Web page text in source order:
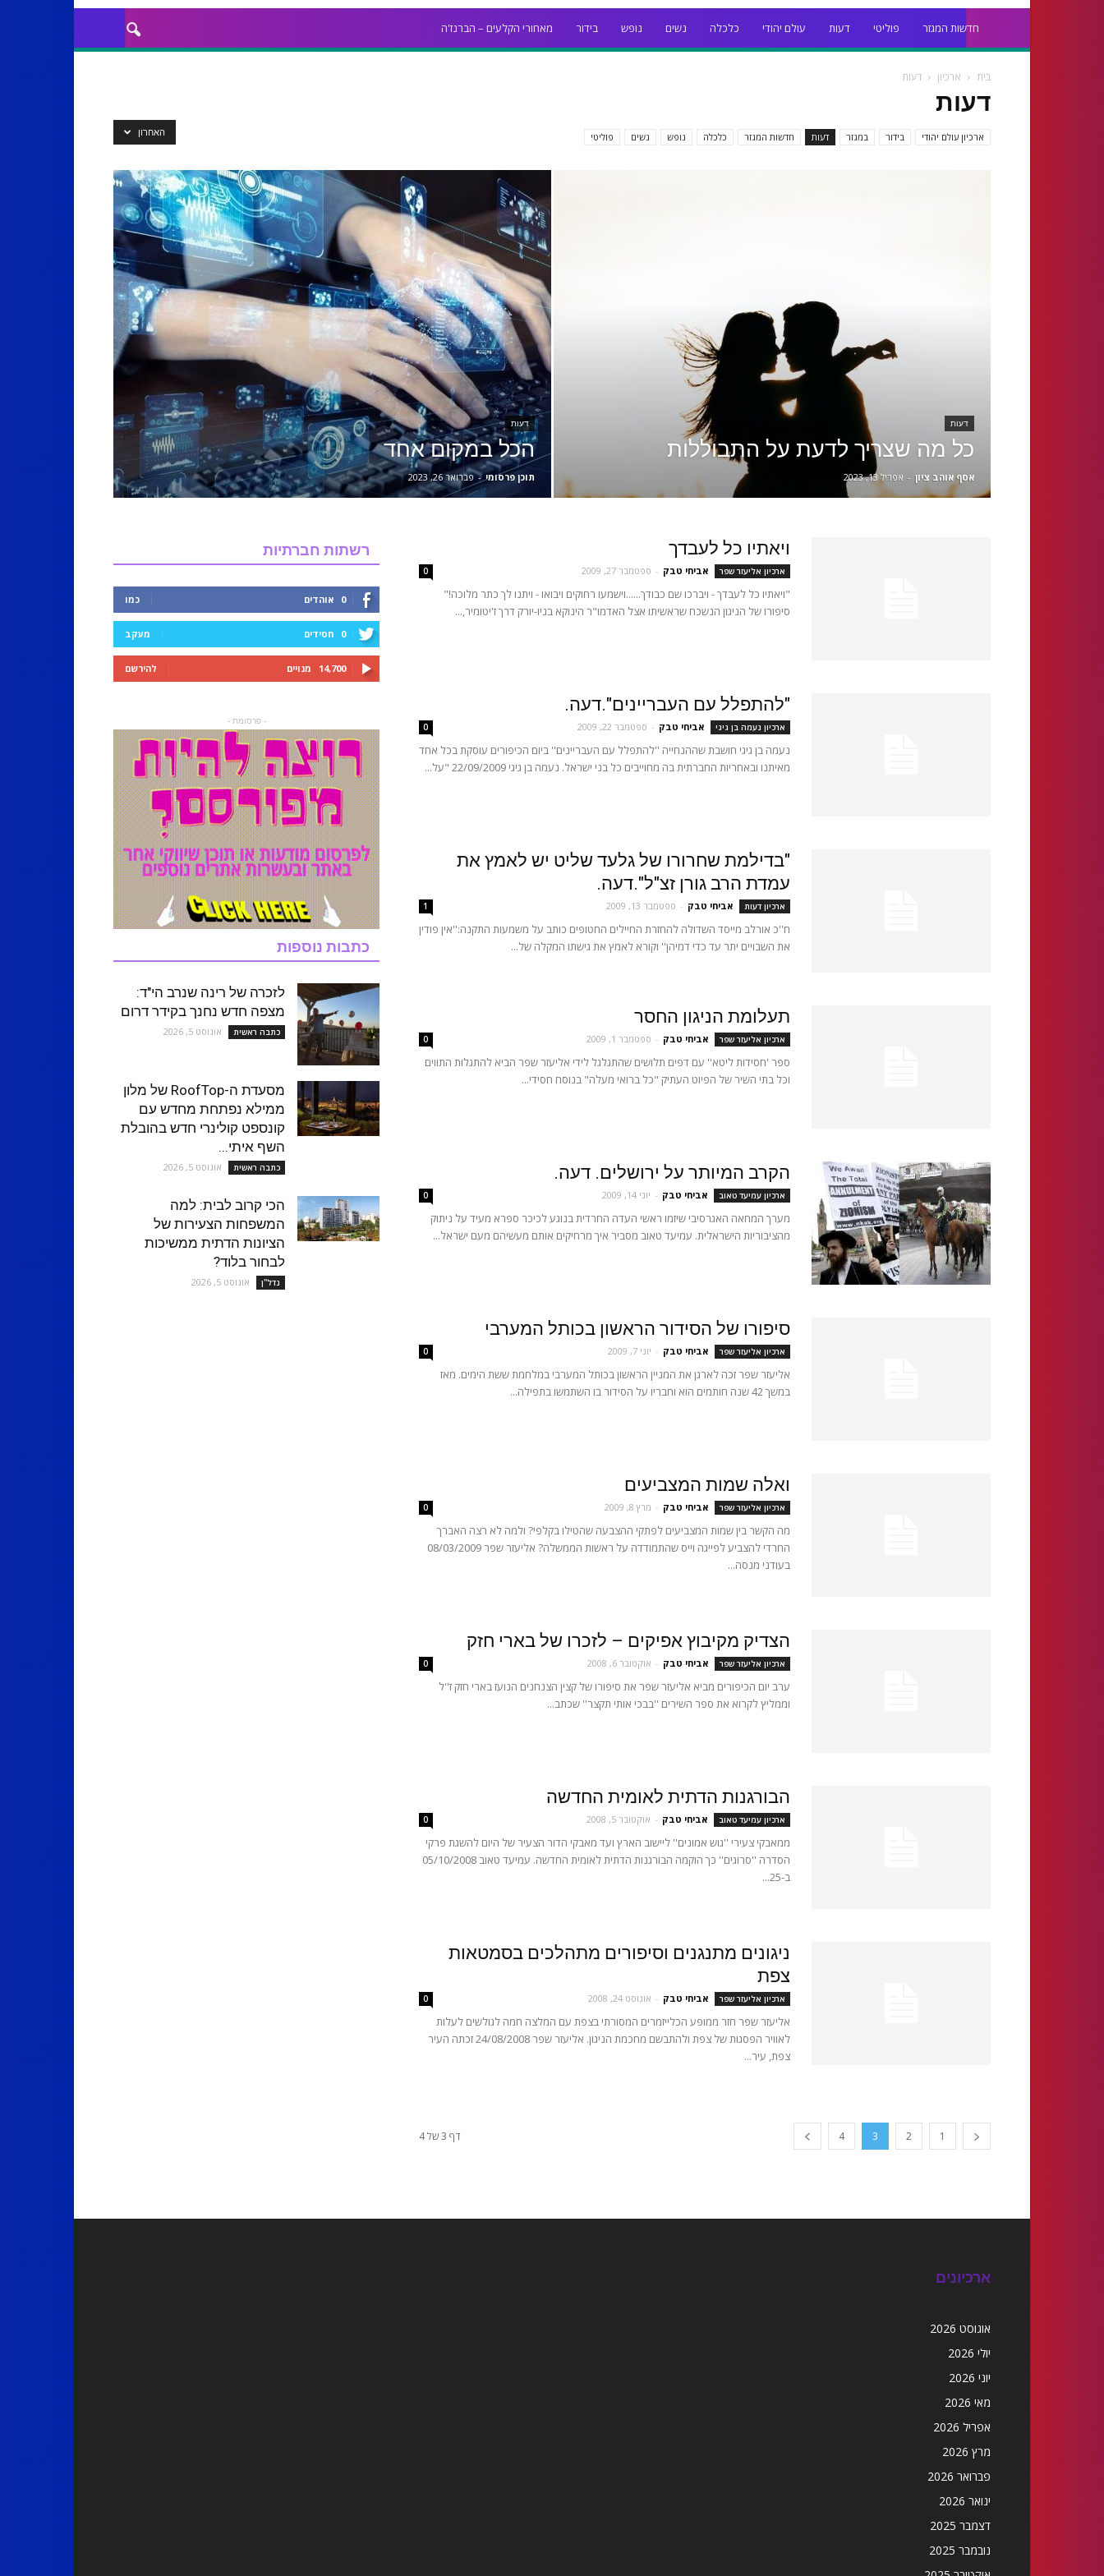
חדשות המגזר פוליטי דעות עולם יהודי כלכלה נשים נופש בידור מאחורי הקלעים – הברנז'ה
בית ארכיון דעות
דעות
ארכיון עולם יהודי בידור במגזר דעות חדשות המגזר כלכלה נופש נשים פוליטי האחרון
דעות
כל מה שצריך לדעת על התבוללות
אסף אוהב ציון - אפריל 13, 2023
דעות
הכל במקום אחד
תוכן פרסומי - פברואר 26, 2023
ויאתיו כל לעבדך
ארכיון אליעזר שפר אביחי טבק - ספטמבר 27, 2009 0
"ויאתיו כל לעבדך - ויברכו שם כבודך......וישמעו רחוקים ויבואו - ויתנו לך כתר מלוכה!"
סיפורו של הניגון הנשכח שראשיתו אצל האדמו"ר הינוקא בניו-יורק דרך ז'יטומיר,...
"להתפלל עם העבריינים".דעה.
ארכיון נעמה בן גיגי אביחי טבק - ספטמבר 22, 2009 0
נעמה בן גיגי חושבת שההנחייה ''להתפלל עם העבריינים'' ביום הכיפורים עוסקת בכל אחד
מאיתנו ובאחריות החברתית בה מחוייבים כל בני ישראל. נעמה בן גיגי 22/09/2009 "על...
"בדילמת שחרורו של גלעד שליט יש לאמץ את
עמדת הרב גורן זצ"ל".דעה.
ארכיון דעות אביחי טבק - ספטמבר 13, 2009 1
ח''כ אורלב מייסד השדולה להחזרת החיילים החטופים כותב על משמעות התקנה:''אין פודין
את השבויים יתר עד כדי דמיהן'' וקורא לאמץ את גישתו המקלה של...
תעלומת הניגון החסר
ארכיון אליעזר שפר אביחי טבק - ספטמבר 1, 2009 0
ספר 'חסידות ליטא'' עם דפים תלושים שהתגלגל לידי אליעזר שפר הביא להתגלות התווים
וכל בתי השיר של הפיוט העתיק "כל ברואי מעלה" בנוסח חסידי...
הקרב המיותר על ירושלים. דעה.
ארכיון עמיעד טאוב אביחי טבק - יוני 14, 2009 0
מערך המחאה האגרסיבי שיזמו ראשי העדה החרדית בנוגע לכיכר ספרא מעיד על ניתוק
מהציבוריות הישראלית. עמיעד טאוב מסביר איך מרחיקים אותם מעשיהם מעם ישראל...
סיפורו של הסידור הראשון בכותל המערבי
ארכיון אליעזר שפר אביחי טבק - יוני 7, 2009 0
אליעזר שפר זכה לארגן את המניין הראשון בכותל המערבי במלחמת ששת הימים. מאז
במשך 42 שנה חותמים הוא וחבריו על הסידור בו השתמשו בתפילה...
ואלה שמות המצביעים
ארכיון אליעזר שפר אביחי טבק - מרץ 8, 2009 0
מה הקשר בין שמות המצביעים לפתקי ההצבעה שהטילו בקלפי? ולמה לא רצה האברך
החרדי להצביע לפייגה וייס שהתמודדה על ראשות הממשלה? אליעזר שפר 08/03/2009
בעודני מנסה...
הצדיק מקיבוץ אפיקים – לזכרו של בארי חזק
ארכיון אליעזר שפר אביחי טבק - אוקטובר 6, 2008 0
ערב יום הכיפורים מביא אליעזר שפר את סיפורו של קצין הצנחנים הנועז בארי חזק ז''ל
וממליץ לקרוא את ספר השירים ''בבכי אותי תקצר'' שכתב...
הבורגנות הדתית לאומית החדשה
ארכיון עמיעד טאוב אביחי טבק - אוקטובר 5, 2008 0
ממאבקי צעירי ''גוש אמונים'' ליישוב הארץ ועד מאבקי הדור הצעיר של היום להשגת פרקי
הסדרה ''סרוגים'' כך הוקמה הבורגנות הדתית לאומית החדשה. עמיעד טאוב 05/10/2008
ב-25...
ניגונים מתנגנים וסיפורים מתהלכים בסמטאות
צפת
ארכיון אליעזר שפר אביחי טבק - אוגוסט 24, 2008 0
אליעזר שפר חזר ממופע הכלייזמרים המסורתי בצפת עם המלצה חמה לגולשים לעלות
לאוויר הפסגות של צפת ולהתבשם מחכמת הניגון. אליעזר שפר 24/08/2008 זכתה העיר
צפת, עיר...
1
2
3
4 דף 3 של 4
רשתות חברתיות
0 אוהדים כמו
0 חסידים מעקב
14,700 מנויים להירשם
- פרסומת -
כתבות נוספות
לזכרה של רינה שנרב הי"ד:
מצפה חדש נחנך בקידר דרום
כתבה ראשית אוגוסט 5, 2026
מסעדת ה-RoofTop של מלון
ממילא נפתחת מחדש עם
קונספט קולינרי חדש בהובלת
השף איתי...
כתבה ראשית אוגוסט 5, 2026
הכי קרוב לבית: למה
המשפחות הצעירות של
הציונות הדתית ממשיכות
לבחור בלוד?
נדל''ן אוגוסט 5, 2026
ארכיונים
אוגוסט 2026
יולי 2026
יוני 2026
מאי 2026
אפריל 2026
מרץ 2026
פברואר 2026
ינואר 2026
דצמבר 2025
נובמבר 2025